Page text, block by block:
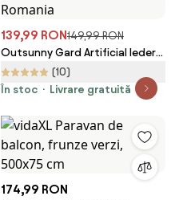
139,99 RON149,99 RON
Outsunny Gard Artificial Iederă
PE Anti-UV pentru Intimitate și
Decor Verde Închis 300x100cm |
(10)
În stoc
Livrare gratuită
174,99 RON